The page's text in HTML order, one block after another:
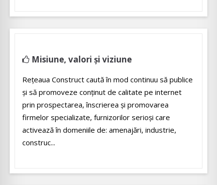
Misiune, valori și viziune
Rețeaua Construct caută în mod continuu să publice
și să promoveze conținut de calitate pe internet
prin prospectarea, înscrierea și promovarea
firmelor specializate, furnizorilor serioși care
activează în domeniile de: amenajări, industrie,
construc...